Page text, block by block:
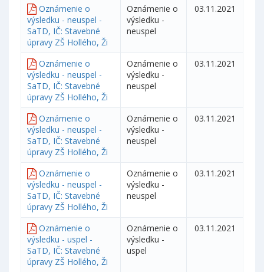
Oznámenie o
výsledku - neuspel -
SaTD, IČ: Stavebné
úpravy ZŠ Hollého, Ži
Oznámenie o
výsledku -
neuspel
03.11.2021
Oznámenie o
výsledku - neuspel -
SaTD, IČ: Stavebné
úpravy ZŠ Hollého, Ži
Oznámenie o
výsledku -
neuspel
03.11.2021
Oznámenie o
výsledku - neuspel -
SaTD, IČ: Stavebné
úpravy ZŠ Hollého, Ži
Oznámenie o
výsledku -
neuspel
03.11.2021
Oznámenie o
výsledku - neuspel -
SaTD, IČ: Stavebné
úpravy ZŠ Hollého, Ži
Oznámenie o
výsledku -
neuspel
03.11.2021
Oznámenie o
výsledku - uspel -
SaTD, IČ: Stavebné
úpravy ZŠ Hollého, Ži
Oznámenie o
výsledku -
uspel
03.11.2021